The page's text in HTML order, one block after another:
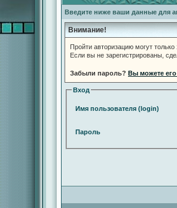
Введите ниже ваши данные для
Внимание!
Пройти авторизацию могут
Если вы не зарегистрированы,
Забыли пароль? Вы можете
Вход
Имя пользователя (login)
Пароль